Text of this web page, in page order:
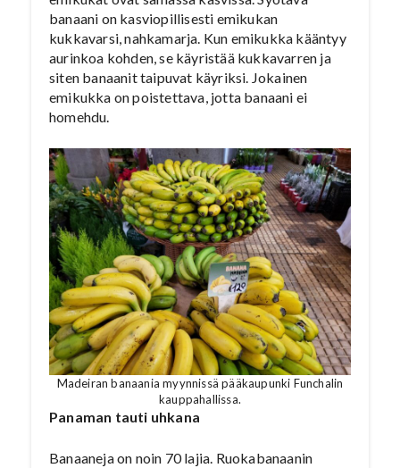
banaani on kasviopillisesti emikukan
kukkavarsi, nahkamarja. Kun emikukka kääntyy
aurinkoa kohden, se käyristää kukkavarren ja
siten banaanit taipuvat käyriksi. Jokainen
emikukka on poistettava, jotta banaani ei
homehdu.
Madeiran banaania myynnissä pääkaupunki Funchalin
kauppahallissa.
Panaman tauti uhkana
Banaaneja on noin 70 lajia. Ruokabanaanin